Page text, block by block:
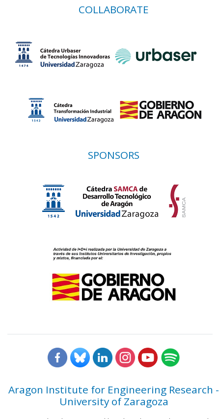
COLLABORATE
SPONSORS
Aragon Institute for Engineering Research -
University of Zaragoza